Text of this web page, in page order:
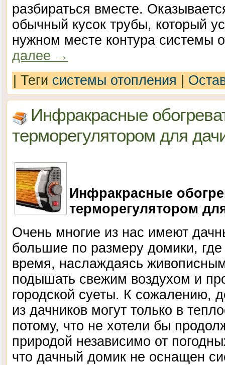
разбираться вместе.
обычный кусок трубы, который
нужном месте контура системы
далее →
Теги системы отопления
Инфракрасные
терморегулятором для
Инфракрасные
терморегулятором
Очень многие из нас имеют
большие по размеру домики, где
время, наслаждаясь
подышать свежим воздухом и
городской суеты. К сожалению,
из дачников могут только в
потому, что не хотели бы
природой независимо от
что дачный домик не оснащен